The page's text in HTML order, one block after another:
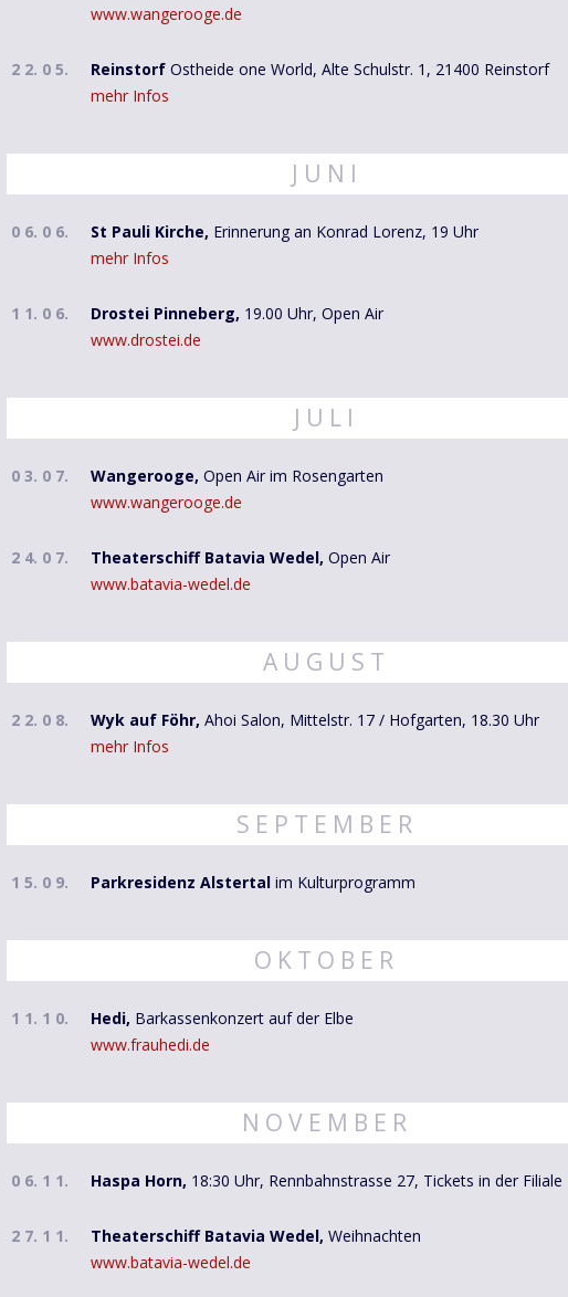
www.wangerooge.de
2 2. 0 5. Reinstorf Ostheide one World, Alte Schulstr. 1, 21400 Reinstorf
mehr Infos
J U N I
0 6. 0 6. St Pauli Kirche, Erinnerung an Konrad Lorenz, 19 Uhr
mehr Infos
1 1. 0 6. Drostei Pinneberg, 19.00 Uhr, Open Air
www.drostei.de
J U L I
0 3. 0 7. Wangerooge, Open Air im Rosengarten
www.wangerooge.de
2 4. 0 7. Theaterschiff Batavia Wedel, Open Air
www.batavia-wedel.de
A U G U S T
2 2. 0 8. Wyk auf Föhr, Ahoi Salon, Mittelstr. 17 / Hofgarten, 18.30 Uhr
mehr Infos
S E P T E M B E R
1 5. 0 9. Parkresidenz Alstertal im Kulturprogramm
O K T O B E R
1 1. 1 0. Hedi, Barkassenkonzert auf der Elbe
www.frauhedi.de
N O V E M B E R
0 6. 1 1. Haspa Horn, 18:30 Uhr, Rennbahnstrasse 27, Tickets in der Filiale
2 7. 1 1. Theaterschiff Batavia Wedel, Weihnachten
www.batavia-wedel.de